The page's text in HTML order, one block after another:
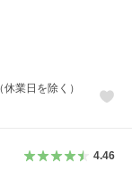
業日を除く）
4.46